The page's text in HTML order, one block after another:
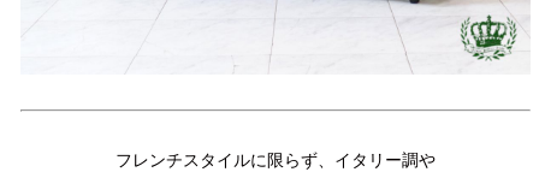
フレンチスタイルに限らず、イタリー調や